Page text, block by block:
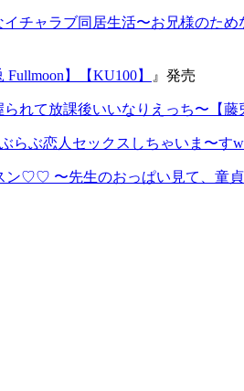
チャラブ同居⽣活〜お兄様のた
】【KU100】 』発売
れて放課後いいなりえっち〜【藤
らぶ恋人セックスしちゃいま〜すw
♡♡ 〜先生のおっぱい見て、童貞